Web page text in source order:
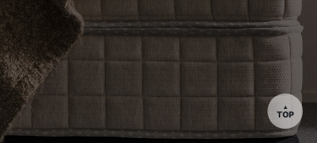
▲
TOP